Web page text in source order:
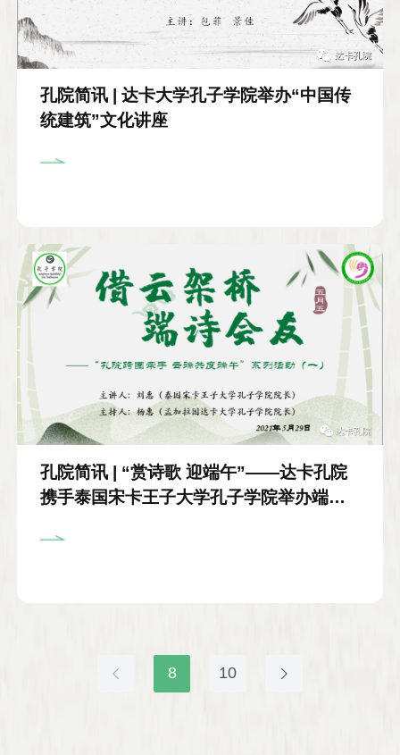
孔院简讯 | 达卡大学孔子学院举办“中国传
统建筑”文化讲座
孔院简讯 | “赏诗歌 迎端午”——达卡孔院
携手泰国宋卡王子大学孔子学院举办端午
8 10